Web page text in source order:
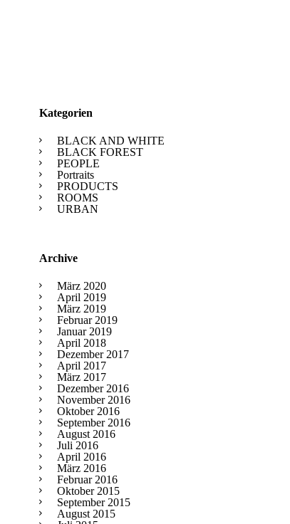
Kategorien
BLACK AND WHITE
BLACK FOREST
PEOPLE
Portraits
PRODUCTS
ROOMS
URBAN
Archive
März 2020
April 2019
März 2019
Februar 2019
Januar 2019
April 2018
Dezember 2017
April 2017
März 2017
Dezember 2016
November 2016
Oktober 2016
September 2016
August 2016
Juli 2016
April 2016
März 2016
Februar 2016
Oktober 2015
September 2015
August 2015